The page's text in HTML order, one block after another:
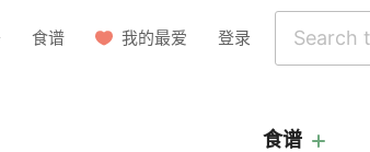
食谱
食谱 我的最爱 登录
搜
索